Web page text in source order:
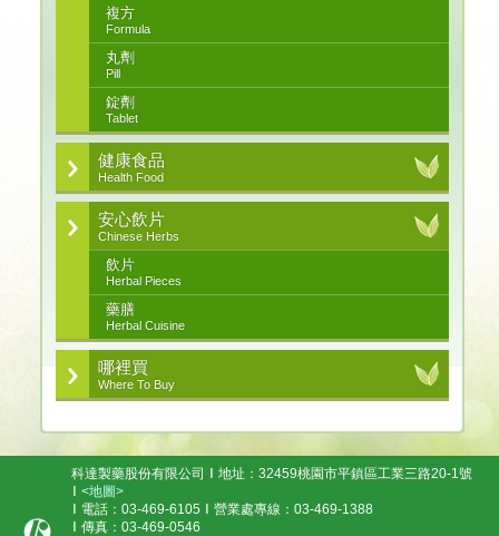
複方
Formula
丸劑
Pill
錠劑
Tablet
健康食品
Health Food
安心飲片
Chinese Herbs
飲片
Herbal Pieces
藥膳
Herbal Cuisine
哪裡買
Where To Buy
科達製藥股份有限公司
地址：32459桃園市平鎮區工業三路20-1號
<地圖>
電話：03-469-6105
營業處專線：03-469-1388
傳真：03-469-0546